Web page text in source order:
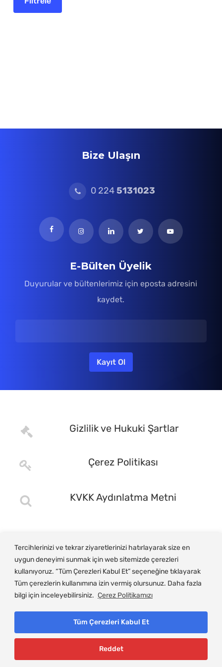
Tercihlerinizi ve tekrar ziyaretlerinizi hatırlayarak size en
uygun deneyimi sunmak için web sitemizde çerezleri
kullanıyoruz. “Tüm Çerezleri Kabul Et” seçeneğine tıklayarak
Tüm çerezlerin kullanımına izin vermiş olursunuz. Daha fazla
bilgi için inceleyebilirsiniz. Çerez Politikamızı
Reddet
Tüm Çerezleri Kabul Et
Bize Ulaşın
0 2245131023
E-Bülten Üyelik
Duyurular ve bültenlerimiz için eposta adresini
kaydet.
Gizlilik ve Hukuki Şartlar
Çerez Politikası
KVKK Aydınlatma Metni